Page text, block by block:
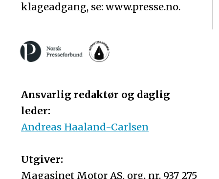
klageadgang, se: www.presse.no.
Ansvarlig redaktør og daglig
leder:
Andreas Haaland-Carlsen
Utgiver:
Magasinet Motor AS, org. nr. 937 275